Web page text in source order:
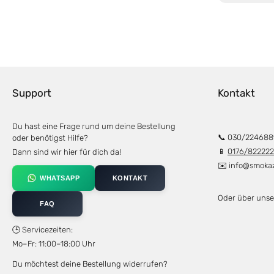
Support
Du hast eine Frage rund um deine Bestellung
oder benötigst Hilfe?
Dann sind wir hier für dich da!
WHATSAPP KONTAKT
FAQ
🕒 Servicezeiten:
Mo–Fr: 11:00–18:00 Uhr
Du möchtest deine Bestellung widerrufen?
Kontakt
📞 030/
📱 0176/
✉️
Oder über